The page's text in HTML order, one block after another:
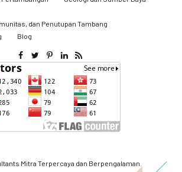
dan Penutupan Tambang
Blog
Mitra Terpercaya dan Berpengalaman.